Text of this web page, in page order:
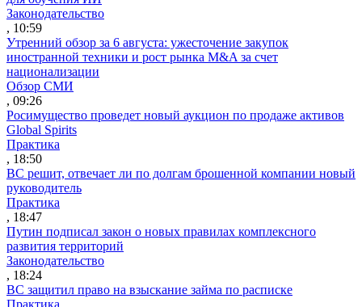
Законодательство
, 10:59
Утренний обзор за 6 августа: ужесточение закупок
иностранной техники и рост рынка M&A за счет
национализации
Обзор СМИ
, 09:26
Росимущество проведет новый аукцион по продаже активов
Global Spirits
Практика
, 18:50
ВС решит, отвечает ли по долгам брошенной компании новый
руководитель
Практика
, 18:47
Путин подписал закон о новых правилах комплексного
развития территорий
Законодательство
, 18:24
ВС защитил право на взыскание займа по расписке
Практика